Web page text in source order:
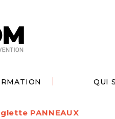
QUI
PANNEAUX